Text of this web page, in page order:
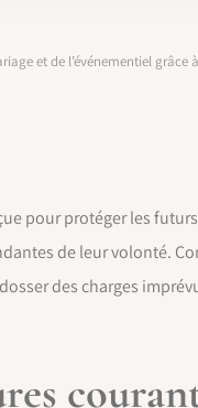
et de l’événementiel
pour protéger les
de leur volonté.
des charges